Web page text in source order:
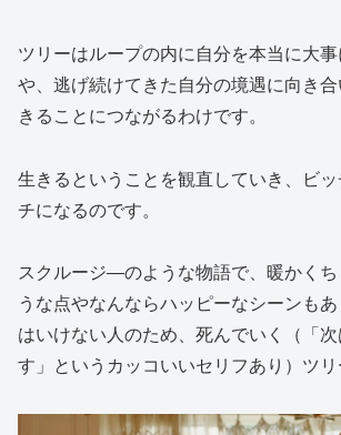
ツリーはループの内に自分を本当に大
や、逃げ続けてきた自分の境遇に向き
きることにつながるわけです。
生きるということを観直していき、ビ
チになるのです。
スクルージ―のような物語で、暖かくち
うな点やなんならハッピーなシーンも
はいけない人のため、死んでいく（「
す」というカッコいいセリフあり）ツリ